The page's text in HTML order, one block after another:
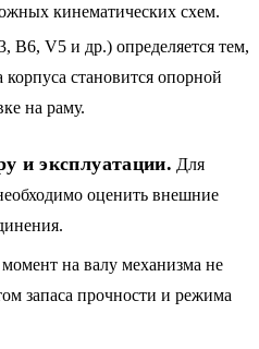
кинематических схем.
V5 и др.) определяется тем,
становится опорной
на раму.
и эксплуатации. Для
оценить внешние
на валу механизма не
запаса прочности и режима